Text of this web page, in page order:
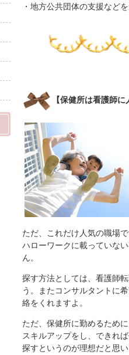
・地方公共団体の支援など
【保健所は看護師
ただ、これだけ人気の職場
ハローワークに載っていな
ん。
探す方法としては、看護師
う。またコンサルタントに
絡をくれますよ。
ただ、保健所に勤めるため
スキルアップをし、できれ
探すというのが理想だと思